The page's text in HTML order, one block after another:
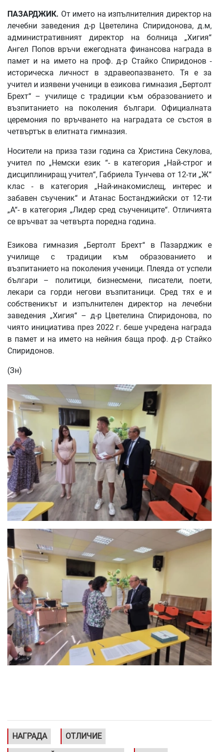
ПАЗАРДЖИК. От името на изпълнителния директор на
лечебни заведения д-р Цветелина Спиридонова, д.м,
административният директор на болница „Хигия“
Ангел Попов връчи ежегодната финансова награда в
памет и на името на проф. д-р Стайко Спиридонов -
историческа личност в здравеопазването. Тя е за
учител и изявени ученици в езикова гимназия „Бертолт
Брехт“ – училище с традиции към образованието и
възпитанието на поколения българи. Официалната
церемония по връчването на наградата се състоя в
четвъртък в елитната гимназия.
Носители на приза тази година са Христина Секулова,
учител по „Немски език “- в категория „Най-строг и
дисциплиниращ учител“, Габриела Тунчева от 12-ти „Ж“
клас - в категория „Най-инакомислещ, интерес и
забавен съученик“ и Атанас Бостанджийски от 12-ти
„А“- в категория „Лидер сред съучениците“. Отличията
се връчват за четвърта поредна година.
Езикова гимназия „Бертолт Брехт“ в Пазарджик е
училище с традиции към образованието и
възпитанието на поколения ученици. Плеяда от успели
българи – политици, бизнесмени, писатели, поети,
лекари са горди негови възпитаници. Сред тях е и
собственикът и изпълнителен директор на лечебни
заведения „Хигия“ – д-р Цветелина Спиридонова, по
чиято инициатива през 2022 г. беше учредена награда
в памет и на името на нейния баща проф. д-р Стайко
Спиридонов.
(Зн)
НАГРАДА ОТЛИЧИЕ